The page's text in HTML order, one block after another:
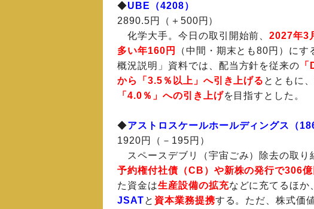
◆UBE（4208）
2890.5円（＋500円）
化学大手。今日の取引開始前、2027年3
多い年160円
（中間・期末とも80円）に
概況説明」資料では、配当方針を従来の
から「3.5％以上」へ引き上げる とともに
「4.0％」への引き上げを目指すとした。
◆アストロスケールホールディングス（
1920円（－195円）
スペースデブリ（宇宙ごみ）除去の取り
予約権付社債（CB）や新株の発行で306億
た資金は生産設備の拡充などに充てるほか
JSATと 資本業務提携する。ただ、株式価